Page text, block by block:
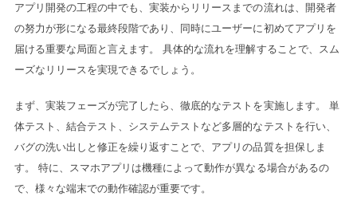
アプリ開発の工程の中でも、実装からリリースまでの流れは、開発者
の努力が形になる最終段階であり、同時にユーザーに初めてアプリを
届ける重要な局面と言えます。 具体的な流れを理解することで、スム
ーズなリリースを実現できるでしょう。
まず、実装フェーズが完了したら、徹底的なテストを実施します。 単
体テスト、結合テスト、システムテストなど多層的なテストを行い、
バグの洗い出しと修正を繰り返すことで、アプリの品質を担保しま
す。 特に、スマホアプリは機種によって動作が異なる場合があるの
で、様々な端末での動作確認が重要です。